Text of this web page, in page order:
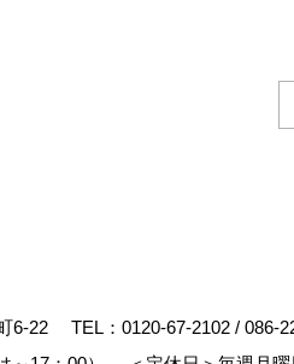
6-22 TEL： 0120-67-2102 / 086-